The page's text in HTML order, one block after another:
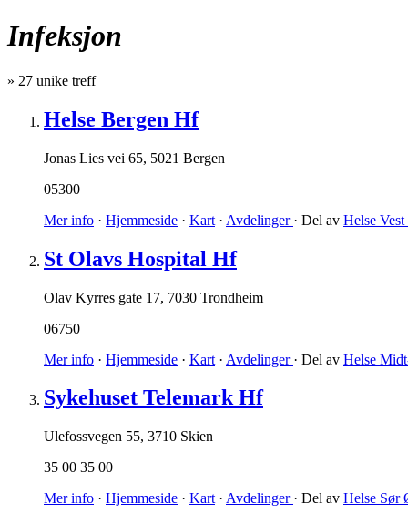
Infeksjon
» 27 unike treff
Helse Bergen Hf
Jonas Lies vei 65, 5021 Bergen
05300
Mer info · Hjemmeside · Kart · Avdelinger · Del av Helse
St Olavs Hospital Hf
Olav Kyrres gate 17, 7030 Trondheim
06750
Mer info · Hjemmeside · Kart · Avdelinger · Del av Helse
Sykehuset Telemark Hf
Ulefossvegen 55, 3710 Skien
35 00 35 00
Mer info · Hjemmeside · Kart · Avdelinger · Del av Helse Sør